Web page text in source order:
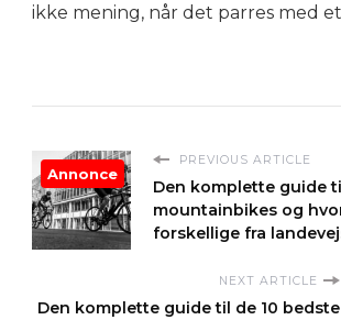
ikke mening, når det parres med
PREVIOUS ARTICLE
Den komplette guide til
mountainbikes og
forskellige fra
Annonce
NEXT ARTICLE
Den komplette guide til de 10 bedste